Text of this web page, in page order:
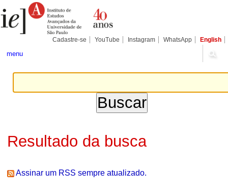
para
conteúdo.
Pessoais
Cadastre-se YouTube Instagram WhatsApp English
menu
Resultado da busca
Assinar um RSS sempre atualizado.